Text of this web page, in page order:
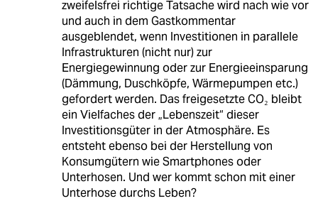
zweifelsfrei richtige Tatsache wird nach wie vor
und auch in dem Gastkommentar
ausgeblendet, wenn Investitionen in parallele
Infrastrukturen (nicht nur) zur
Energiegewinnung oder zur Energieeinsparung
(Dämmung, Duschköpfe, Wärmepumpen etc.)
gefordert werden. Das freigesetzte CO₂ bleibt
ein Vielfaches der „Lebenszeit“ dieser
Investitionsgüter in der Atmosphäre. Es
entsteht ebenso bei der Herstellung von
Konsumgütern wie Smartphones oder
Unterhosen. Und wer kommt schon mit einer
Unterhose durchs Leben?